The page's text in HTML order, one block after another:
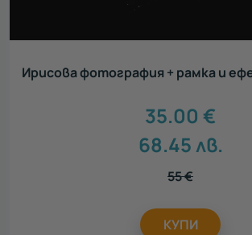
Ирисова фотография + рамка и
35.00 €
68.45лв.
55€
КУПИ